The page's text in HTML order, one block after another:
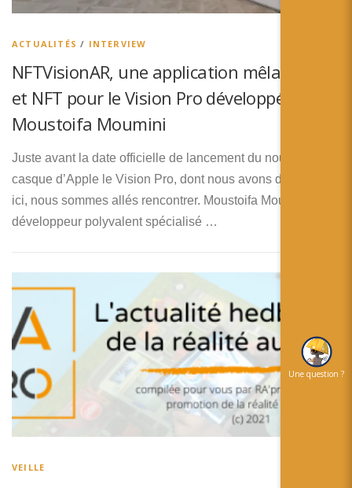
Español
ACTUALITÉS / INTERVIEW
NFTVisionAR, une application mêlant RA
et NFT pour le Vision Pro développée par
Moustoifa Moumini
Juste avant la date officielle de lancement du nouveau
casque d’Apple le Vision Pro, dont nous avons déjà parlé
ici, nous sommes allés rencontrer. Moustoifa Moumini, un
développeur polyvalent spécialisé …
VEILLE
Une question ?